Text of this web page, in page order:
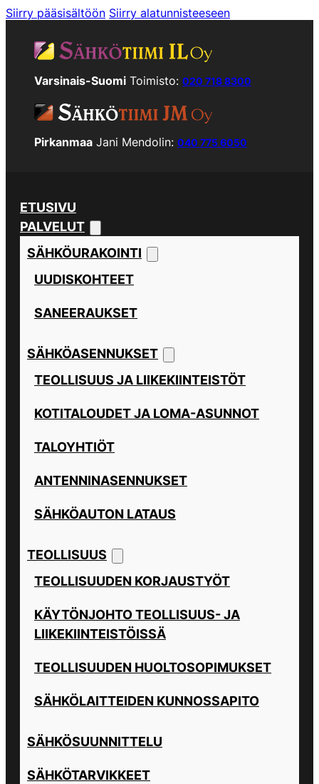
Siirry pääsisältöön Siirry alatunnisteeseen
Varsinais-Suomi Toimisto: 020 718 8300
Pirkanmaa Jani Mendolin: 040 775 6050
ETUSIVU
PALVELUT
SÄHKÖURAKOINTI
UUDISKOHTEET
SANEERAUKSET
SÄHKÖASENNUKSET
TEOLLISUUS JA LIIKEKIINTEISTÖT
KOTITALOUDET JA LOMA-ASUNNOT
TALOYHTIÖT
ANTENNINASENNUKSET
SÄHKÖAUTON LATAUS
TEOLLISUUS
TEOLLISUUDEN KORJAUSTYÖT
KÄYTÖNJOHTO TEOLLISUUS- JA
LIIKEKIINTEISTÖISSÄ
TEOLLISUUDEN HUOLTOSOPIMUKSET
SÄHKÖLAITTEIDEN KUNNOSSAPITO
SÄHKÖSUUNNITTELU
SÄHKÖTARVIKKEET